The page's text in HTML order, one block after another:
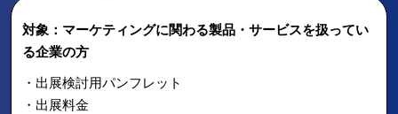
対象：マーケティングに関わる製品・サービスを扱ってい
る企業の方
・出展検討用パンフレット
・出展料金